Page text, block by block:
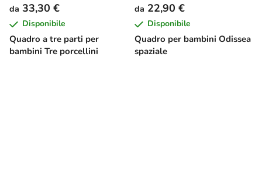
Quadro a tre parti per
bambini Tre porcellini
da 33,30 €
Disponibile
Quadro per bambini Odissea
spaziale
da 22,90 €
Disponibile